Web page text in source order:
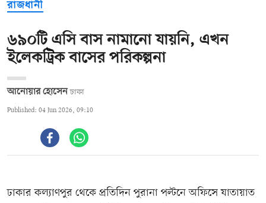
রাজধানী
৬৯০টি এসি বাস নামানো যায়নি, এখন
ইলেকট্রিক বাসের পরিকল্পনা
আনোয়ার হোসেন ঢাকা
Published: 04 Jun 2026, 09:10
ঢাকার কল্যাণপুর থেকে প্রতিদিন পুরানা পল্টনে অফিসে যাতায়াত